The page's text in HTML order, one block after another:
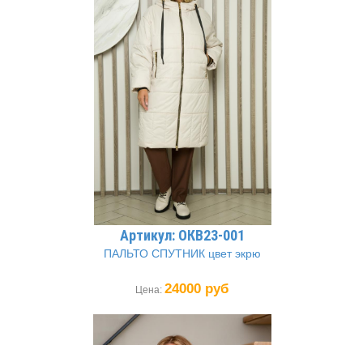
Артикул: ОКВ23-001
ПАЛЬТО СПУТНИК цвет экрю
Цена: 24000 руб